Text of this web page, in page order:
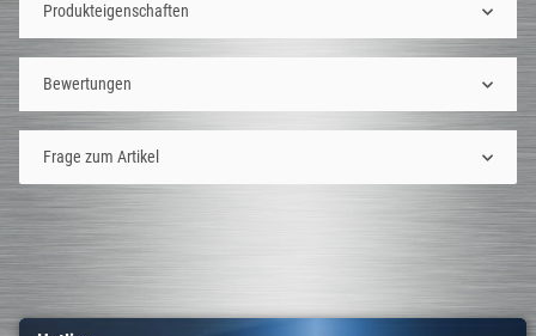
Produkteigenschaften
Bewertungen
Frage zum Artikel